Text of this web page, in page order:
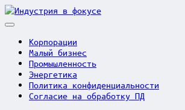
Skip
to
Индустрия
Корпорации
Малый бизнес
Промышленность
Энергетика
Политика конфиденциальности
Согласие на обработку ПД